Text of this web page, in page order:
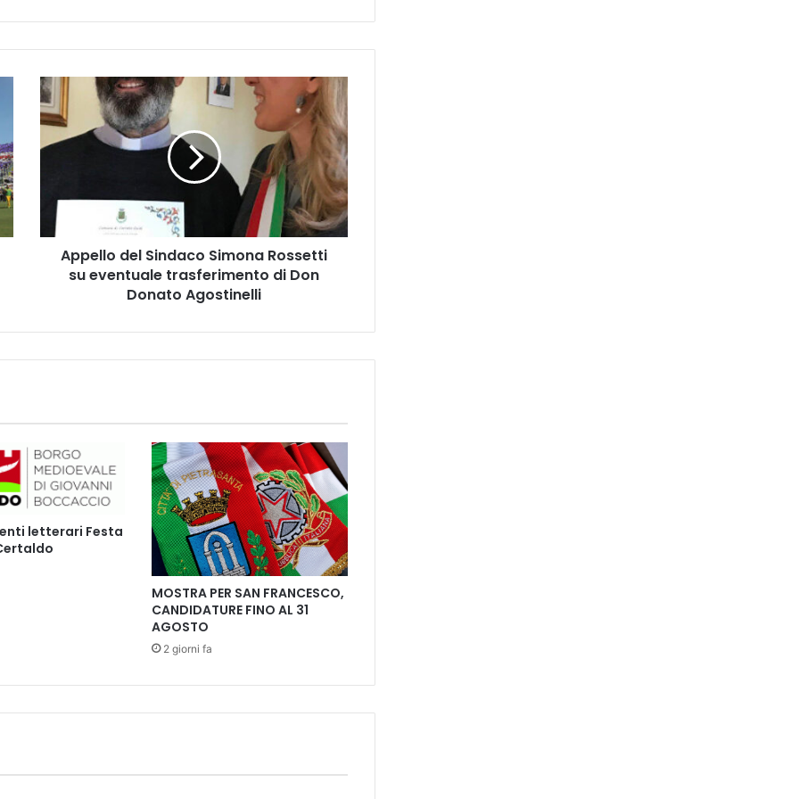
A
p
p
e
d
i
o
n
a
o
s
u
t
Appello del Sindaco Simona Rossetti
su eventuale trasferimento di Don
Donato Agostinelli
letterari Festa
MOSTRA PER SAN FRANCESCO,
CANDIDATURE FINO AL 31
AGOSTO
2 giorni fa